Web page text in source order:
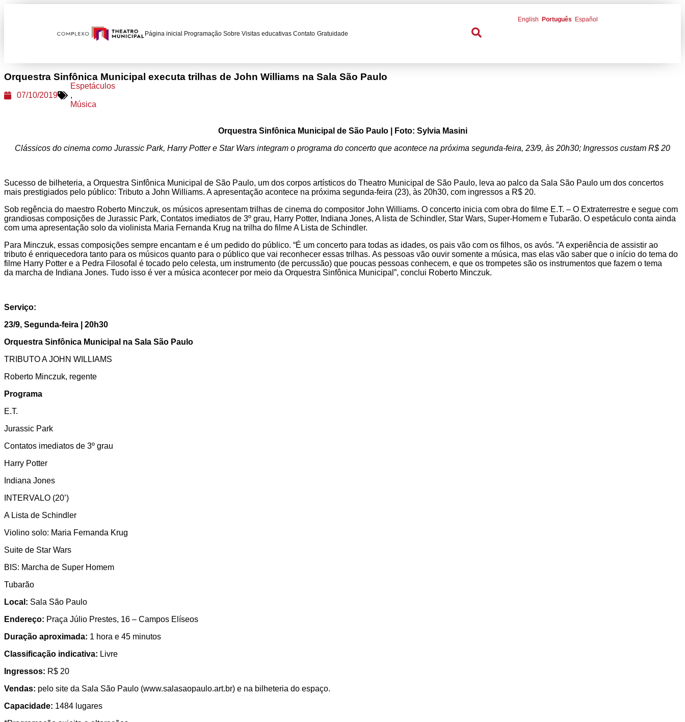
Página inicial Programação Sobre Visitas educativas Contato Gratuidade
English Português Español
Orquestra Sinfônica Municipal executa trilhas de John Williams na Sala São Paulo
07/10/2019
Espetáculos
,
Música
Orquestra Sinfônica Municipal de São Paulo | Foto: Sylvia Masini
Clássicos do cinema como Jurassic Park, Harry Potter e Star Wars integram o programa do concerto que acontece na próxima segunda-feira, 23/9, às 20h30; Ingressos custam R$ 20
Sucesso de bilheteria, a Orquestra Sinfônica Municipal de São Paulo, um dos corpos artísticos do Theatro Municipal de São Paulo, leva ao palco da Sala São Paulo um dos concertos
mais prestigiados pelo público: Tributo a John Williams. A apresentação acontece na próxima segunda-feira (23), às 20h30, com ingressos a R$ 20.
Sob regência do maestro Roberto Minczuk, os músicos apresentam trilhas de cinema do compositor John Williams. O concerto inicia com obra do filme E.T. – O Extraterrestre e segue com
grandiosas composições de Jurassic Park, Contatos imediatos de 3º grau, Harry Potter, Indiana Jones, A lista de Schindler, Star Wars, Super-Homem e Tubarão. O espetáculo conta ainda
com uma apresentação solo da violinista Maria Fernanda Krug na trilha do filme A Lista de Schindler.
Para Minczuk, essas composições sempre encantam e é um pedido do público. “É um concerto para todas as idades, os pais vão com os filhos, os avós. ”A experiência de assistir ao
tributo é enriquecedora tanto para os músicos quanto para o público que vai reconhecer essas trilhas. As pessoas vão ouvir somente a música, mas elas vão saber que o início do tema do
filme Harry Potter e a Pedra Filosofal é tocado pelo celesta, um instrumento (de percussão) que poucas pessoas conhecem, e que os trompetes são os instrumentos que fazem o tema
da marcha de Indiana Jones. Tudo isso é ver a música acontecer por meio da Orquestra Sinfônica Municipal”, conclui Roberto Minczuk.
Serviço:
23/9, Segunda-feira | 20h30
Orquestra Sinfônica Municipal na Sala São Paulo
TRIBUTO A JOHN WILLIAMS
Roberto Minczuk, regente
Programa
E.T.
Jurassic Park
Contatos imediatos de 3º grau
Harry Potter
Indiana Jones
INTERVALO (20’)
A Lista de Schindler
Violino solo: Maria Fernanda Krug
Suite de Star Wars
BIS: Marcha de Super Homem
Tubarão
Local: Sala São Paulo
Endereço: Praça Júlio Prestes, 16 – Campos Elíseos
Duração aproximada: 1 hora e 45 minutos
Classificação indicativa: Livre
Ingressos: R$ 20
Vendas: pelo site da Sala São Paulo (www.salasaopaulo.art.br) e na bilheteria do espaço.
Capacidade: 1484 lugares